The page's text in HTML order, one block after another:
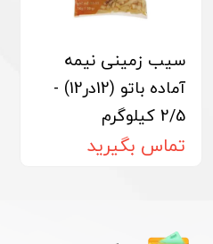
سیب زمینی نیمه
آماده باتو (12در12) -
2/5 کیلوگرم
تماس بگیرید